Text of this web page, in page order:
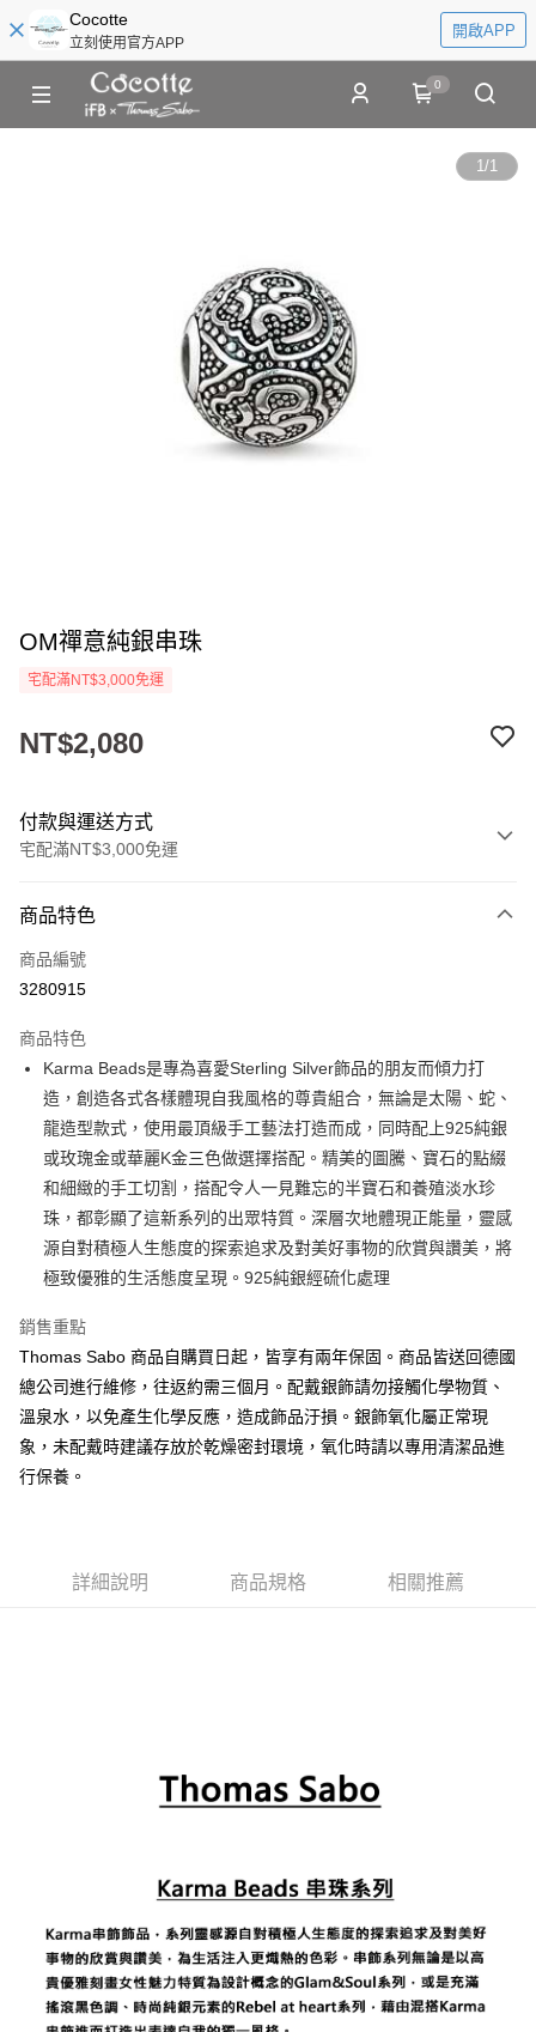
Cocotte
立刻使用官方APP
開啟APP
0
1/1
OM禪意純銀串珠
宅配滿NT$3,000免運
NT$2,080
付款與運送方式
宅配滿NT$3,000免運
信用卡一次付款
LINE Pay
街口支付
悠遊付
ATM付款
運送方式
黑貓宅急便
每筆NT$100，滿NT$3,000(含以上)免運費
商品特色
商品編號
3280915
商品特色
Karma Beads是專為喜愛Sterling Silver飾品的朋友而傾力打
造，創造各式各樣體現自我風格的尊貴組合，無論是太陽、蛇、
龍造型款式，使用最頂級手工藝法打造而成，同時配上925純銀
或玫瑰金或華麗K金三色做選擇搭配。精美的圖騰、寶石的點綴
和細緻的手工切割，搭配令人一見難忘的半寶石和養殖淡水珍
珠，都彰顯了這新系列的出眾特質。深層次地體現正能量，靈感
源自對積極人生態度的探索追求及對美好事物的欣賞與讚美，將
極致優雅的生活態度呈現。925純銀經硫化處理
銷售重點
Thomas Sabo 商品自購買日起，皆享有兩年保固。商品皆送回德國
總公司進行維修，往返約需三個月。配戴銀飾請勿接觸化學物質、
溫泉水，以免產生化學反應，造成飾品汙損。銀飾氧化屬正常現
象，未配戴時建議存放於乾燥密封環境，氧化時請以專用清潔品進
行保養。
詳細說明 商品規格 相關推薦